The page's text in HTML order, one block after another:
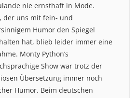
nie ernsthaft in Mode.
der uns mit fein- und
Humor den Spiegel
hat, blieb leider immer eine
Monty Python’s
Show war trotz der
Übersetzung immer noch
Humor. Beim deutschen